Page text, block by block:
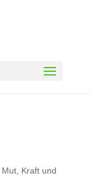
Mut, Kraft und